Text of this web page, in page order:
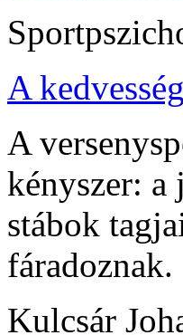
A
A
kényszer: a
stábok
fáradoznak.
Kulcsár